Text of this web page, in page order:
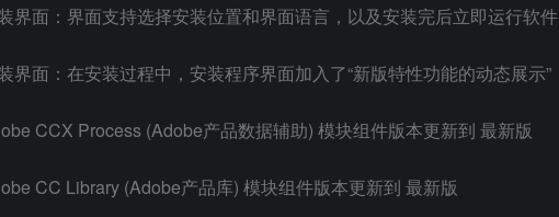
界面：界面支持选择安装位置和界面语言，以及安装完后立即运行软件
界面：在安装过程中，安装程序界面加入了“新版特性功能的动态展示”
CCX Process (Adobe产品数据辅助) 模块组件版本更新到 最新版
CC Library (Adobe产品库) 模块组件版本更新到 最新版